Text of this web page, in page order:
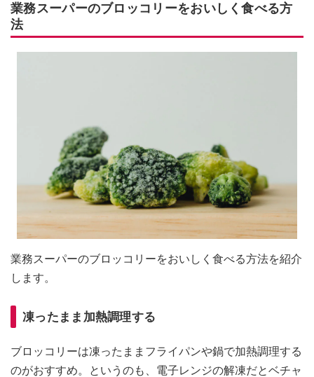
業務スーパーのブロッコリーをおいしく食べる方
法
業務スーパーのブロッコリーをおいしく食べる方法を紹介
します。
凍ったまま加熱調理する
ブロッコリーは凍ったままフライパンや鍋で加熱調理する
のがおすすめ。というのも、電子レンジの解凍だとベチャ